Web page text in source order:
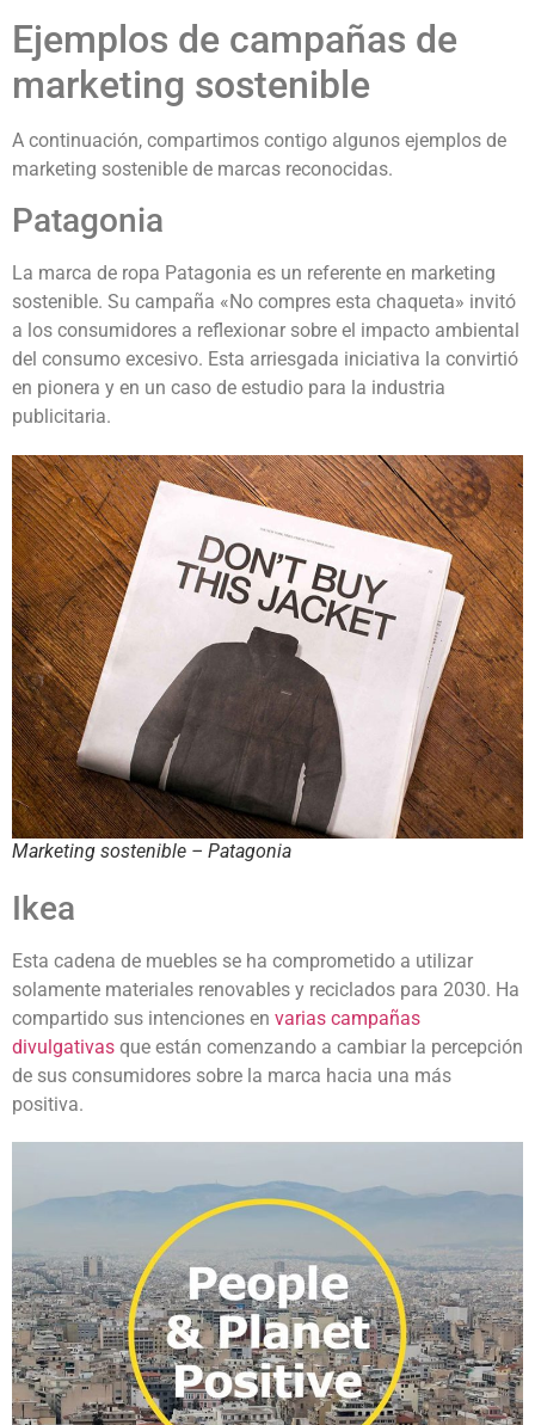
Ejemplos de campañas de
marketing sostenible
A continuación, compartimos contigo algunos ejemplos de
marketing sostenible de marcas reconocidas.
Patagonia
La marca de ropa Patagonia es un referente en marketing
sostenible. Su campaña «No compres esta chaqueta» invitó
a los consumidores a reflexionar sobre el impacto ambiental
del consumo excesivo. Esta arriesgada iniciativa la convirtió
en pionera y en un caso de estudio para la industria
publicitaria.
Marketing sostenible – Patagonia
Ikea
Esta cadena de muebles se ha comprometido a utilizar
solamente materiales renovables y reciclados para 2030. Ha
compartido sus intenciones en varias campañas
divulgativas que están comenzando a cambiar la percepción
de sus consumidores sobre la marca hacia una más
positiva.